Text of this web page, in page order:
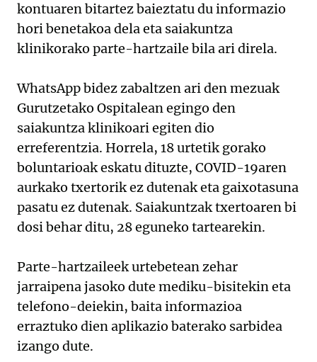
kontuaren bitartez baieztatu du informazio
hori benetakoa dela eta saiakuntza
klinikorako parte-hartzaile bila ari direla.
WhatsApp bidez zabaltzen ari den mezuak
Gurutzetako Ospitalean egingo den
saiakuntza klinikoari egiten dio
erreferentzia. Horrela, 18 urtetik gorako
boluntarioak eskatu dituzte, COVID-19aren
aurkako txertorik ez dutenak eta gaixotasuna
pasatu ez dutenak. Saiakuntzak txertoaren bi
dosi behar ditu, 28 eguneko tartearekin.
Parte-hartzaileek urtebetean zehar
jarraipena jasoko dute mediku-bisitekin eta
telefono-deiekin, baita informazioa
erraztuko dien aplikazio baterako sarbidea
izango dute.